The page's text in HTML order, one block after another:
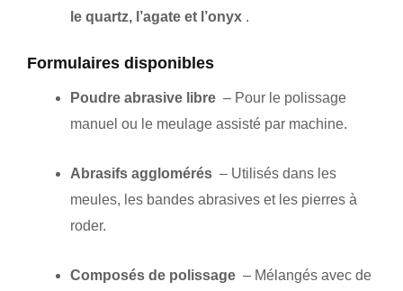
le quartz, l’agate et l’onyx .
Formulaires disponibles
Poudre abrasive libre – Pour le polissage
manuel ou le meulage assisté par machine.
Abrasifs agglomérés – Utilisés dans les
meules, les bandes abrasives et les pierres à
roder.
Composés de polissage – Mélangés avec de